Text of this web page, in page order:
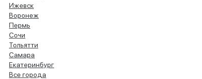
Ижевск
Воронеж
Пермь
Сочи
Тольятти
Самара
Екатеринбург
Все города